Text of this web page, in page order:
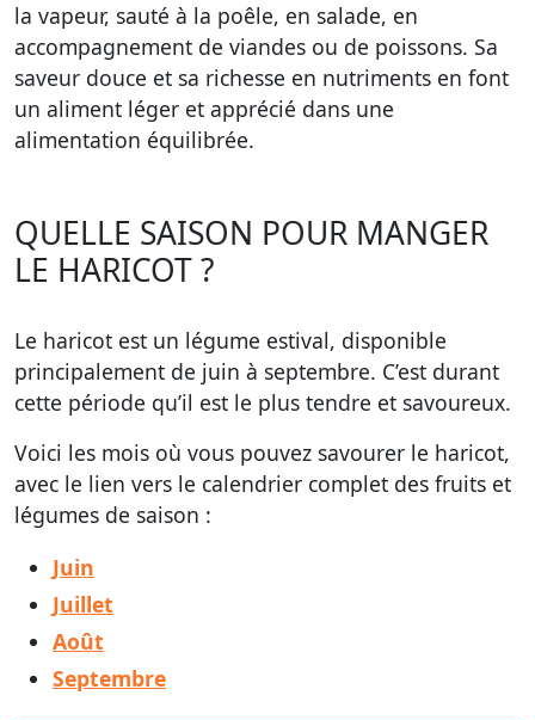
la vapeur, sauté à la poêle, en salade, en
accompagnement de viandes ou de poissons. Sa
saveur douce et sa richesse en nutriments en font
un aliment léger et apprécié dans une
alimentation équilibrée.
QUELLE SAISON POUR MANGER
LE HARICOT ?
Le haricot est un légume estival, disponible
principalement de juin à septembre. C’est durant
cette période qu’il est le plus tendre et savoureux.
Voici les mois où vous pouvez savourer le haricot,
avec le lien vers le calendrier complet des fruits et
légumes de saison :
Juin
Juillet
Août
Septembre